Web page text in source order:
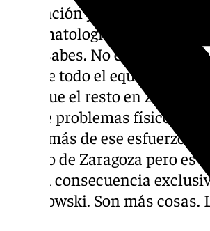
La sanción y Dylan
sintomatología y ya das por
no lo sabes. No es solo
que fue todo el equipo, solo
peor que el resto en
y tiene problemas físicos.
Si además de ese esfuerzo,
pasa lo de Zaragoza pero
es una consecuencia
Osetkowski. Son más